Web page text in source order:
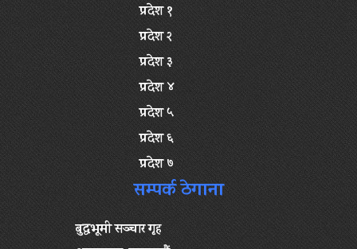
प्रदेश १
प्रदेश २
प्रदेश ३
प्रदेश ४
प्रदेश ५
प्रदेश ६
प्रदेश ७
सम्पर्क ठेगाना
बुद्धभूमी सञ्चार गृह